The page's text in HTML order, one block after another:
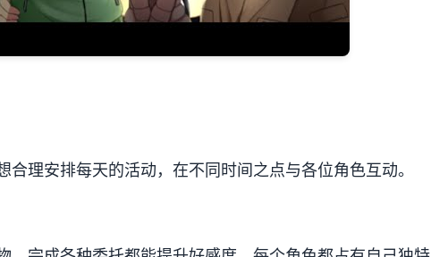
理安排每天的活动，在不同时间之点与各位角色互动。